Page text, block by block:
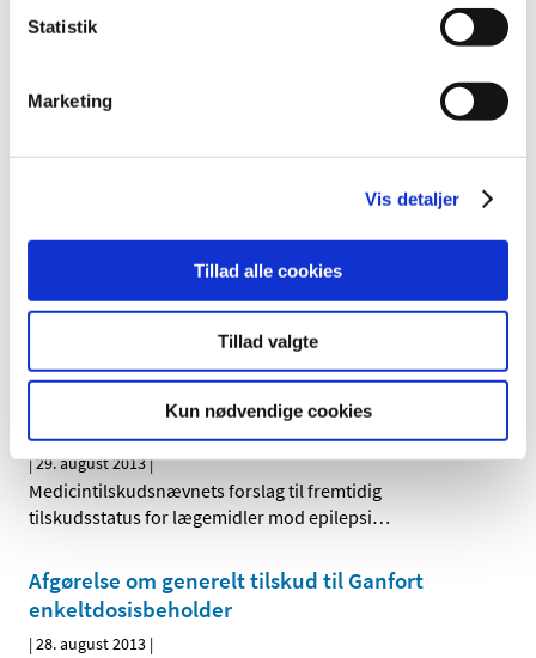
Statistik
Marketing
Vis detaljer
Tillad alle cookies
Tillad valgte
Kun nødvendige cookies
|19. september 2013
Vipidia. Lægemidlet får generelt tilskud.
Vi har truffet afgørelse i ansøgning om generelt tilskud til
Selincro. Lægemidlet får ikke generelt tilskud.
Høringssvar på Medicintilskuds­nævnets
forslag til fremtidig tilskudsstatus for
lægemidler mod epilepsi
|29. august 2013|
Medicintilskudsnævnets forslag til fremtidig
tilskudsstatus for lægemidler mod epilepsi…
Afgørelse om generelt tilskud til Ganfort
enkeltdosis­­beholder
|28. august 2013 |